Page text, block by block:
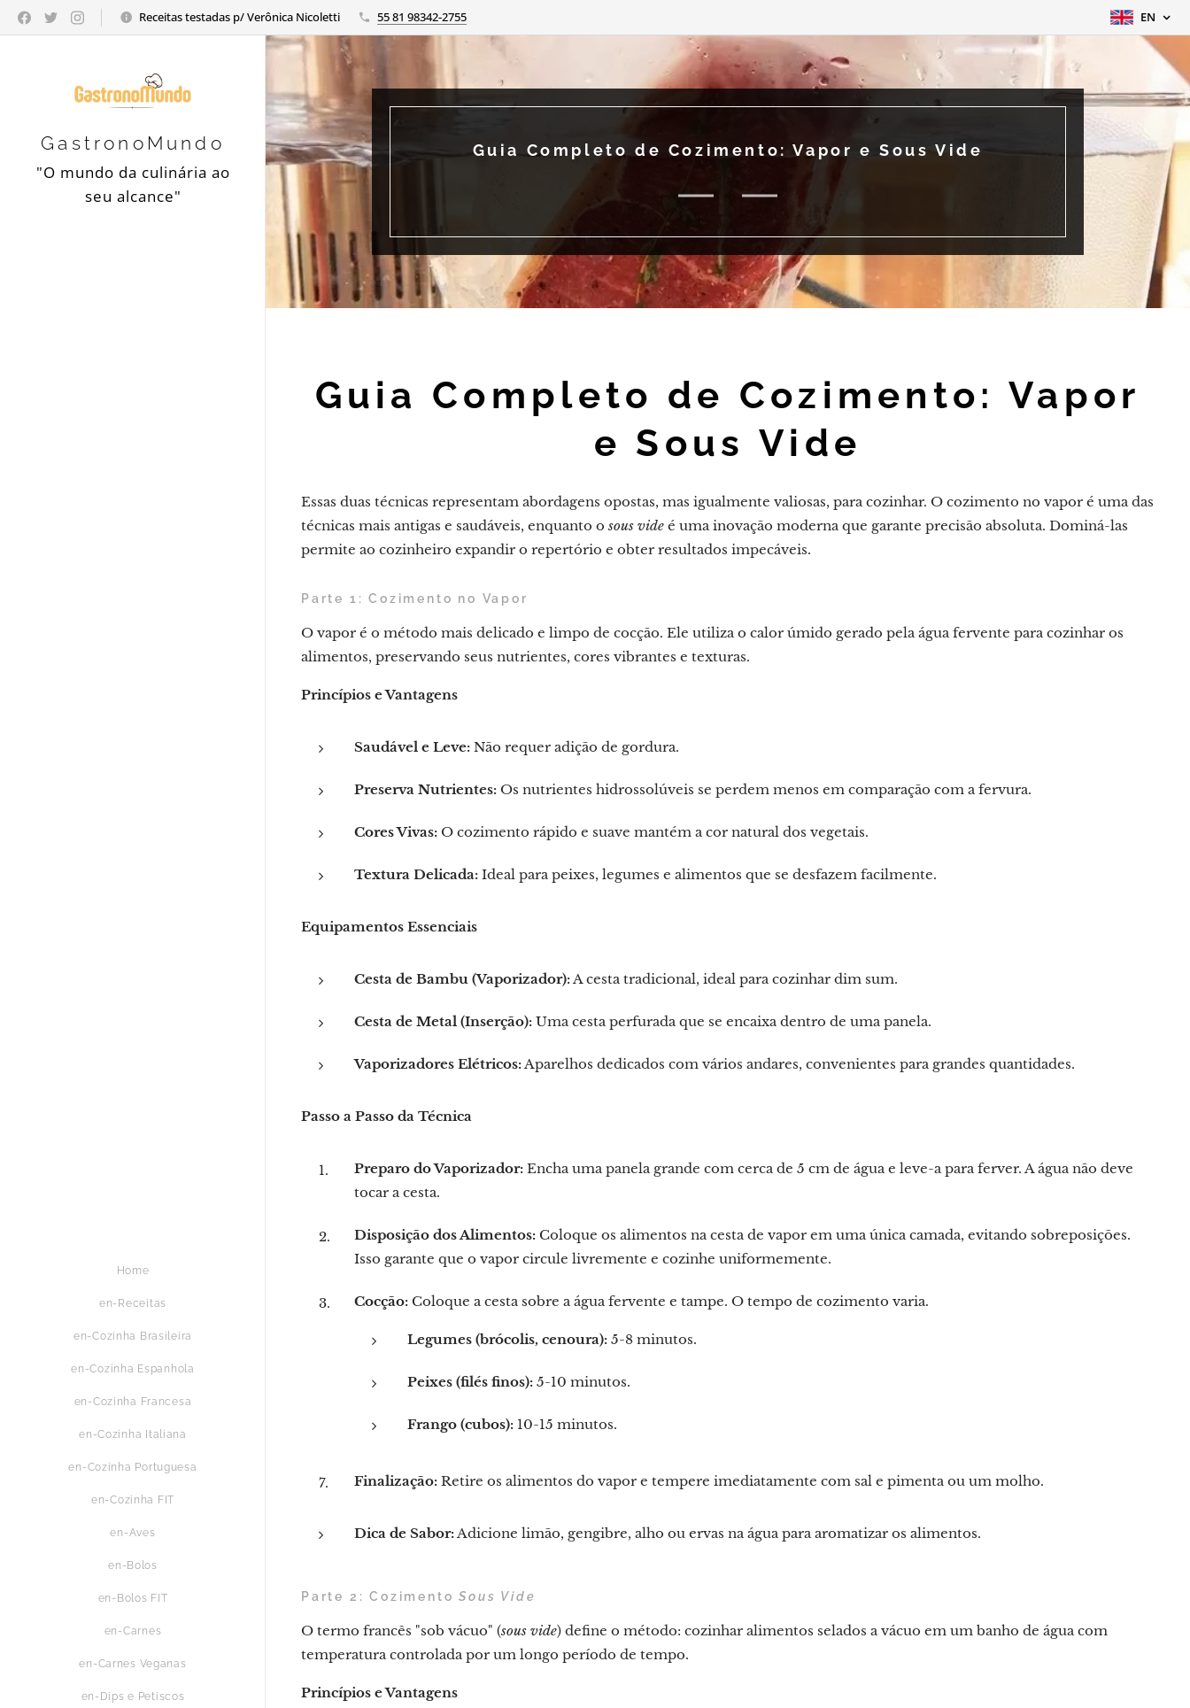
Receitas testadas p/ Verônica Nicoletti 55 81 98342-2755 EN
GastronoMundo
"O mundo da culinária ao
seu alcance"
Home
en-Receitas
en-Cozinha Brasileira
en-Cozinha Espanhola
en-Cozinha Francesa
en-Cozinha Italiana
en-Cozinha Portuguesa
en-Cozinha FIT
en-Aves
en-Bolos
en-Bolos FIT
en-Carnes
en-Carnes Veganas
en-Dips e Petiscos
Guia Completo de Cozimento: Vapor e Sous Vide
Guia Completo de Cozimento: Vapor
e Sous Vide
Essas duas técnicas representam abordagens opostas, mas igualmente valiosas, para cozinhar. O cozimento no vapor é uma das
técnicas mais antigas e saudáveis, enquanto osous vide é uma inovação moderna que garante precisão absoluta. Dominá-las
permite ao cozinheiro expandir o repertório e obter resultados impecáveis.
Parte 1: Cozimento no Vapor
O vapor é o método mais delicado e limpo de cocção. Ele utiliza o calor úmido gerado pela água fervente para cozinhar os
alimentos, preservando seus nutrientes, cores vibrantes e texturas.
Princípios e Vantagens
Saudável e Leve: Não requer adição de gordura.
Preserva Nutrientes: Os nutrientes hidrossolúveis se perdem menos em comparação com a fervura.
Cores Vivas: O cozimento rápido e suave mantém a cor natural dos vegetais.
Textura Delicada: Ideal para peixes, legumes e alimentos que se desfazem facilmente.
Equipamentos Essenciais
Cesta de Bambu (Vaporizador):A cesta tradicional, ideal para cozinhar dim sum.
Cesta de Metal (Inserção): Uma cesta perfurada que se encaixa dentro de uma panela.
Vaporizadores Elétricos:Aparelhos dedicados com vários andares, convenientes para grandes quantidades.
Passo a Passo da Técnica
Preparo do Vaporizador: Encha uma panela grande com cerca de 5 cm de água e leve-a para ferver. A água não deve
tocar a cesta.
Disposição dos Alimentos: Coloque os alimentos na cesta de vapor em uma única camada, evitando sobreposições.
Isso garante que o vapor circule livremente e cozinhe uniformemente.
Cocção: Coloque a cesta sobre a água fervente e tampe. O tempo de cozimento varia.
Legumes (brócolis, cenoura): 5-8 minutos.
Peixes (filés finos): 5-10 minutos.
Frango (cubos): 10-15 minutos.
Finalização: Retire os alimentos do vapor e tempere imediatamente com sal e pimenta ou um molho.
Dica de Sabor:Adicione limão, gengibre, alho ou ervas na água para aromatizar os alimentos.
Parte 2: CozimentoSous Vide
O termo francês "sob vácuo" (sous vide) define o método: cozinhar alimentos selados a vácuo em um banho de água com
temperatura controlada por um longo período de tempo.
Princípios e Vantagens